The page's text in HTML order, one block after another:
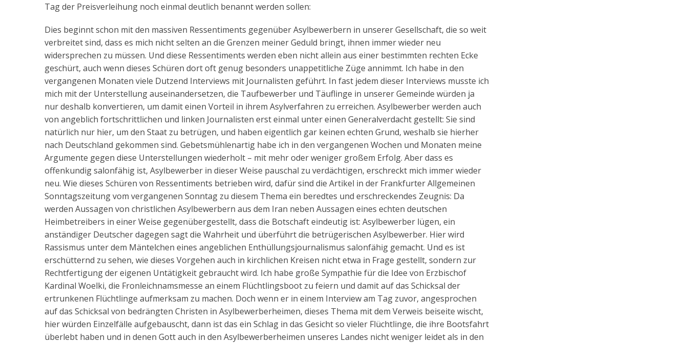
Tag der Preisverleihung noch einmal deutlich benannt werden sollen:
Dies beginnt schon mit den massiven Ressentiments gegenüber Asylbewerbern in unserer Gesellschaft, die so weit
verbreitet sind, dass es mich nicht selten an die Grenzen meiner Geduld bringt, ihnen immer wieder neu
widersprechen zu müssen. Und diese Ressentiments werden eben nicht allein aus einer bestimmten rechten Ecke
geschürt, auch wenn dieses Schüren dort oft genug besonders unappetitliche Züge annimmt. Ich habe in den
vergangenen Monaten viele Dutzend Interviews mit Journalisten geführt. In fast jedem dieser Interviews musste ich
mich mit der Unterstellung auseinandersetzen, die Taufbewerber und Täuflinge in unserer Gemeinde würden ja
nur deshalb konvertieren, um damit einen Vorteil in ihrem Asylverfahren zu erreichen. Asylbewerber werden auch
von angeblich fortschrittlichen und linken Journalisten erst einmal unter einen Generalverdacht gestellt: Sie sind
natürlich nur hier, um den Staat zu betrügen, und haben eigentlich gar keinen echten Grund, weshalb sie hierher
nach Deutschland gekommen sind. Gebetsmühlenartig habe ich in den vergangenen Wochen und Monaten meine
Argumente gegen diese Unterstellungen wiederholt – mit mehr oder weniger großem Erfolg. Aber dass es
offenkundig salonfähig ist, Asylbewerber in dieser Weise pauschal zu verdächtigen, erschreckt mich immer wieder
neu. Wie dieses Schüren von Ressentiments betrieben wird, dafür sind die Artikel in der Frankfurter Allgemeinen
Sonntagszeitung vom vergangenen Sonntag zu diesem Thema ein beredtes und erschreckendes Zeugnis: Da
werden Aussagen von christlichen Asylbewerbern aus dem Iran neben Aussagen eines echten deutschen
Heimbetreibers in einer Weise gegenübergestellt, dass die Botschaft eindeutig ist: Asylbewerber lügen, ein
anständiger Deutscher dagegen sagt die Wahrheit und überführt die betrügerischen Asylbewerber. Hier wird
Rassismus unter dem Mäntelchen eines angeblichen Enthüllungsjournalismus salonfähig gemacht. Und es ist
erschütternd zu sehen, wie dieses Vorgehen auch in kirchlichen Kreisen nicht etwa in Frage gestellt, sondern zur
Rechtfertigung der eigenen Untätigkeit gebraucht wird. Ich habe große Sympathie für die Idee von Erzbischof
Kardinal Woelki, die Fronleichnamsmesse an einem Flüchtlingsboot zu feiern und damit auf das Schicksal der
ertrunkenen Flüchtlinge aufmerksam zu machen. Doch wenn er in einem Interview am Tag zuvor, angesprochen
auf das Schicksal von bedrängten Christen in Asylbewerberheimen, dieses Thema mit dem Verweis beiseite wischt,
hier würden Einzelfälle aufgebauscht, dann ist das ein Schlag in das Gesicht so vieler Flüchtlinge, die ihre Bootsfahrt
überlebt haben und in denen Gott auch in den Asylbewerberheimen unseres Landes nicht weniger leidet als in den